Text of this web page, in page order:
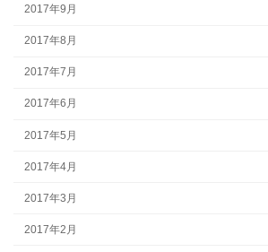
2017年9月
2017年8月
2017年7月
2017年6月
2017年5月
2017年4月
2017年3月
2017年2月